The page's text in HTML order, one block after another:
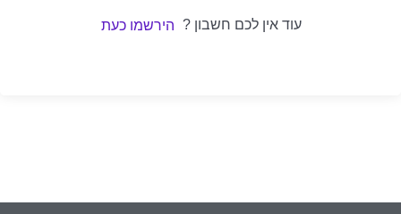
עוד אין לכם חשבון ? הירשמו כעת